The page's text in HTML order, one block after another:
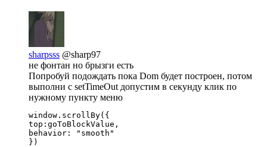
sharpsss @sharp97
не фонтан но брызги есть
Попробуй подождать пока Dom будет построен, потом
выполни с setTimeOut допустим в секунду клик по
нужному пункту меню
window.scrollBy({
top:goToBlockValue,
behavior: "smooth"
})